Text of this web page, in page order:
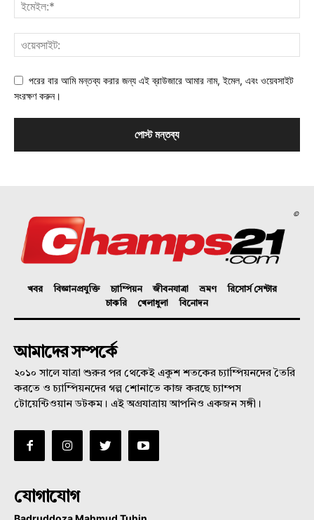
পরের বার আমি মন্তব্য করার জন্য এই ব্রাউজারে আমার নাম, ইমেল, এবং ওয়েবসাইট
সংরক্ষণ করুন।
©
খবর বিজ্ঞানপ্রযুক্তি চ্যাম্পিয়ন জীবনযাত্রা ভ্রমণ
রিসোর্স সেন্টার
চাকরি
খেলাধুলা বিনোদন
আমাদের সম্পর্কে
২০১০ সালে যাত্রা শুরুর পর থেকেই একুশ শতকের চ্যাম্পিয়নদের তৈরি
করতে ও চ্যাম্পিয়নদের গল্প শোনাতে কাজ করছে চ্যাম্পস
টোয়েন্টিওয়ান ডটকম। এই অগ্রযাত্রায় আপনিও একজন সঙ্গী।
যোগাযোগ